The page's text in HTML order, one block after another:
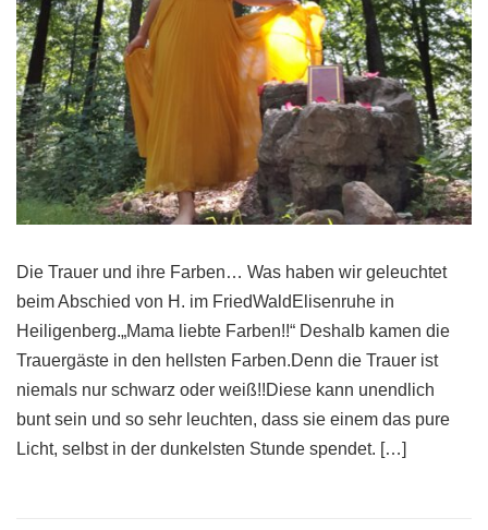
Die Trauer und ihre Farben… Was haben wir geleuchtet
beim Abschied von H. im FriedWaldElisenruhe in
Heiligenberg.„Mama liebte Farben!!“ Deshalb kamen die
Trauergäste in den hellsten Farben.Denn die Trauer ist
niemals nur schwarz oder weiß!!Diese kann unendlich
bunt sein und so sehr leuchten, dass sie einem das pure
Licht, selbst in der dunkelsten Stunde spendet. […]